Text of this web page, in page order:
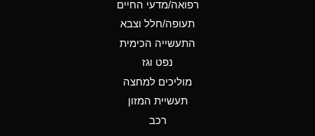
Ammonium Hydroxide
D
Ammonium Nitrate
Ammonium Nitrite
רפואה/מדעי החיים
תעופה/חלל וצבא
התעשייה הכימית
נפט וגז
מוליכים למחצה
תעשיית המזון
רכב